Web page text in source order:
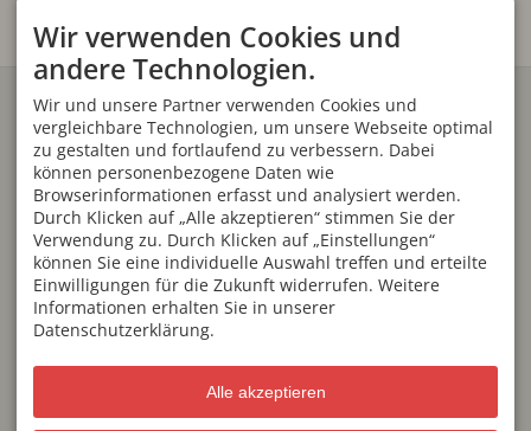
Ingenieurbüro von Linstow
GmbH & Co. KG
Weststraße 10
87561 Oberstdorf
Deutschland
Tel. +49 (0) 8322 94073-0
Fax +49 (0) 8322 3394
ib@von-linstow.de
ÖFFNUNGSZEITEN
Mo - Do 08:00-12:30und
14:00-17:00
weitere Termine nach
Vereinbarung
Wir verwenden Cookies und
andere Technologien.
Wir und unsere Partner verwenden Cookies und
vergleichbare Technologien, um unsere Webseite optimal
zu gestalten und fortlaufend zu verbessern. Dabei
können personenbezogene Daten wie
Browserinformationen erfasst und analysiert werden.
Durch Klicken auf „Alle akzeptieren“ stimmen Sie der
Verwendung zu. Durch Klicken auf „Einstellungen“
können Sie eine individuelle Auswahl treffen und erteilte
Einwilligungen für die Zukunft widerrufen. Weitere
Informationen erhalten Sie in unserer
Datenschutzerklärung.
Alle akzeptieren